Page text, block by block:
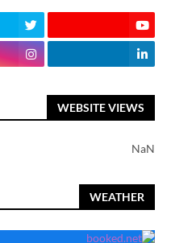
WEBSITE VIEWS
NaN
WEATHER